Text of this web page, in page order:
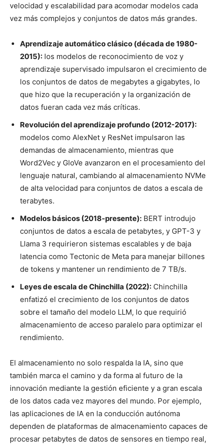
velocidad y escalabilidad para acomodar modelos cada
vez más complejos y conjuntos de datos más grandes.
Aprendizaje automático clásico (década de 1980-
2015): los modelos de reconocimiento de voz y
aprendizaje supervisado impulsaron el crecimiento de
los conjuntos de datos de megabytes a gigabytes, lo
que hizo que la recuperación y la organización de
datos fueran cada vez más críticas.
Revolución del aprendizaje profundo (2012-2017):
modelos como AlexNet y ResNet impulsaron las
demandas de almacenamiento, mientras que
Word2Vec y GloVe avanzaron en el procesamiento del
lenguaje natural, cambiando al almacenamiento NVMe
de alta velocidad para conjuntos de datos a escala de
terabytes.
Modelos básicos (2018-presente): BERT introdujo
conjuntos de datos a escala de petabytes, y GPT-3 y
Llama 3 requirieron sistemas escalables y de baja
latencia como Tectonic de Meta para manejar billones
de tokens y mantener un rendimiento de 7 TB/s.
Leyes de escala de Chinchilla (2022): Chinchilla
enfatizó el crecimiento de los conjuntos de datos
sobre el tamaño del modelo LLM, lo que requirió
almacenamiento de acceso paralelo para optimizar el
rendimiento.
El almacenamiento no solo respalda la IA, sino que
también marca el camino y da forma al futuro de la
innovación mediante la gestión eficiente y a gran escala
de los datos cada vez mayores del mundo. Por ejemplo,
las aplicaciones de IA en la conducción autónoma
dependen de plataformas de almacenamiento capaces de
procesar petabytes de datos de sensores en tiempo real,